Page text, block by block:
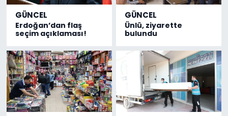
GÜNCEL
Erdoğan’dan flaş
seçim açıklaması!
GÜNCEL
Ünlü, ziyarette
bulundu